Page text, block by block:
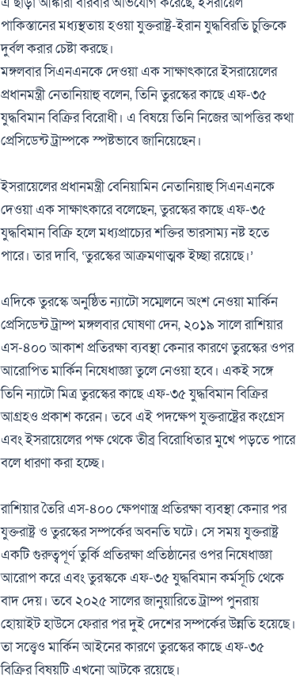
পাকিস্তানের মধ্যস্থতায় হওয়া যুক্তরাষ্ট্র-ইরান যুদ্ধবিরতি চুক্তিকে
দুর্বল করার চেষ্টা করছে।
মঙ্গলবার সিএনএনকে দেওয়া এক সাক্ষাৎকারে ইসরায়েলের
প্রধানমন্ত্রী নেতানিয়াহু বলেন, তিনি তুরস্কের কাছে এফ-৩৫
যুদ্ধবিমান বিক্রির বিরোধী। এ বিষয়ে তিনি নিজের আপত্তির কথা
প্রেসিডেন্ট ট্রাম্পকে স্পষ্টভাবে জানিয়েছেন।
ইসরায়েলের প্রধানমন্ত্রী বেনিয়ামিন নেতানিয়াহু সিএনএনকে
দেওয়া এক সাক্ষাৎকারে বলেছেন, তুরস্কের কাছে এফ-৩৫
যুদ্ধবিমান বিক্রি হলে মধ্যপ্রাচ্যের শক্তির ভারসাম্য নষ্ট হতে
পারে। তার দাবি, ‘তুরস্কের আক্রমণাত্মক ইচ্ছা রয়েছে।’
এদিকে তুরস্কে অনুষ্ঠিত ন্যাটো সম্মেলনে অংশ নেওয়া মার্কিন
প্রেসিডেন্ট ট্রাম্প মঙ্গলবার ঘোষণা দেন, ২০১৯ সালে রাশিয়ার
এস-৪০০ আকাশ প্রতিরক্ষা ব্যবস্থা কেনার কারণে তুরস্কের ওপর
আরোপিত মার্কিন নিষেধাজ্ঞা তুলে নেওয়া হবে। একই সঙ্গে
তিনি ন্যাটো মিত্র তুরস্কের কাছে এফ-৩৫ যুদ্ধবিমান বিক্রির
আগ্রহও প্রকাশ করেন। তবে এই পদক্ষেপ যুক্তরাষ্ট্রের কংগ্রেস
এবং ইসরায়েলের পক্ষ থেকে তীব্র বিরোধিতার মুখে পড়তে পারে
বলে ধারণা করা হচ্ছে।
রাশিয়ার তৈরি এস-৪০০ ক্ষেপণাস্ত্র প্রতিরক্ষা ব্যবস্থা কেনার পর
যুক্তরাষ্ট্র ও তুরস্কের সম্পর্কের অবনতি ঘটে। সে সময় যুক্তরাষ্ট্র
একটি গুরুত্বপূর্ণ তুর্কি প্রতিরক্ষা প্রতিষ্ঠানের ওপর নিষেধাজ্ঞা
আরোপ করে এবং তুরস্ককে এফ-৩৫ যুদ্ধবিমান কর্মসূচি থেকে
বাদ দেয়। তবে ২০২৫ সালের জানুয়ারিতে ট্রাম্প পুনরায়
হোয়াইট হাউসে ফেরার পর দুই দেশের সম্পর্কের উন্নতি হয়েছে।
তা সত্ত্বেও মার্কিন আইনের কারণে তুরস্কের কাছে এফ-৩৫
বিক্রির বিষয়টি এখনো আটকে রয়েছে।